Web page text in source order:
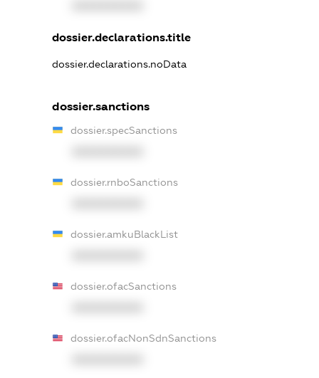
dossier.declarations.title
dossier.declarations.noData
dossier.sanctions
dossier.specSanctions
dossier.rnboSanctions
dossier.amkuBlackList
dossier.ofacSanctions
dossier.ofacNonSdnSanctions